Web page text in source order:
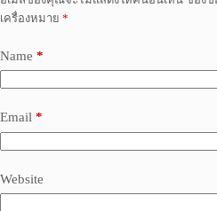
เครื่องหมาย *
Name *
Email *
Website